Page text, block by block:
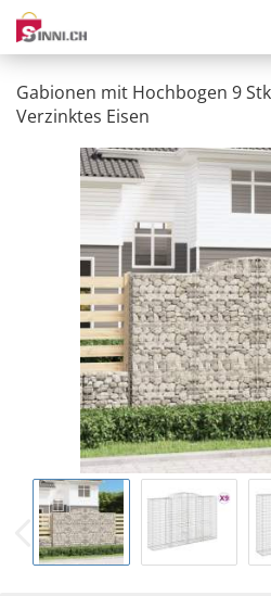
Gabionen mit Hochbogen 9
Verzinktes Eisen